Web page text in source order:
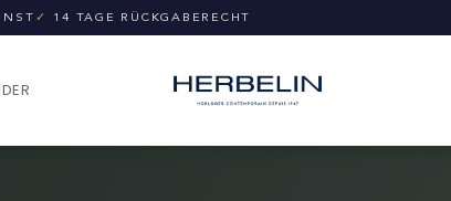
✓ 14 TAGE RÜCKGABERECHT